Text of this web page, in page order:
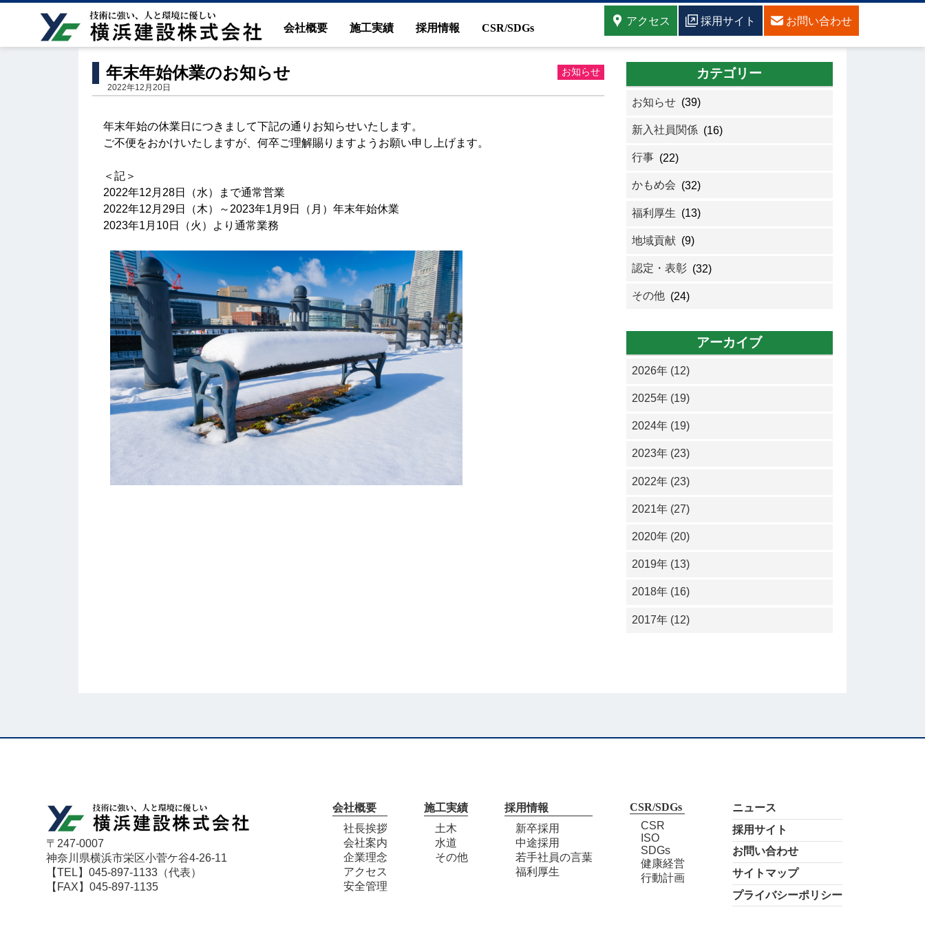
会社概要 施工実績 採用情報 CSR/SDGs
アクセス 採用サイト お問い合わせ
HOME お知らせ 年末年始休業のお知らせ
年末年始休業のお知らせ
2022年12月20日
お知らせ
年末年始の休業日につきまして下記の通りお知らせいたします。
ご不便をおかけいたしますが、何卒ご理解賜りますようお願い申し上げます。
＜記＞
2022年12月28日（水）まで通常営業
2022年12月29日（木）～2023年1月9日（月）年末年始休業
2023年1月10日（火）より通常業務
カテゴリー
お知らせ (39)
新入社員関係 (16)
行事 (22)
かもめ会 (32)
福利厚生 (13)
地域貢献 (9)
認定・表彰 (32)
その他 (24)
アーカイブ
2026年 (12)
2025年 (19)
2024年 (19)
2023年 (23)
2022年 (23)
2021年 (27)
2020年 (20)
2019年 (13)
2018年 (16)
2017年 (12)
〒247-0007
神奈川県横浜市栄区小菅ケ谷4-26-11
【TEL】045-897-1133（代表）
【FAX】045-897-1135
会社概要
社長挨拶
会社案内
企業理念
アクセス
安全管理
施工実績
土木
水道
その他
採用情報
新卒採用
中途採用
若手社員の言葉
福利厚生
CSR/SDGs
CSR
ISO
SDGs
健康経営
行動計画
ニュース
採用サイト
お問い合わせ
サイトマップ
プライバシーポリシー